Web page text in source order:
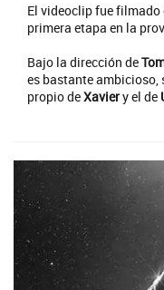
El videoclip fue filmado
primera etapa en la
Bajo la dirección de
es bastante ambicioso,
propio deXaviery el de